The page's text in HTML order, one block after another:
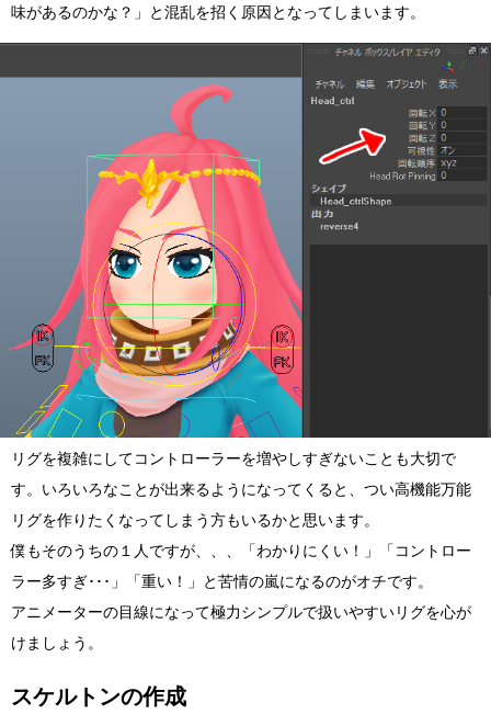
味があるのかな？」と混乱を招く原因となってしまいます。
リグを複雑にしてコントローラーを増やしすぎないことも大切で
す。いろいろなことが出来るようになってくると、つい高機能万能
リグを作りたくなってしまう方もいるかと思います。
僕もそのうちの１人ですが、、、「わかりにくい！」「コントロー
ラー多すぎ･･･」「重い！」と苦情の嵐になるのがオチです。
アニメーターの目線になって極力シンプルで扱いやすいリグを心が
けましょう。
スケルトンの作成